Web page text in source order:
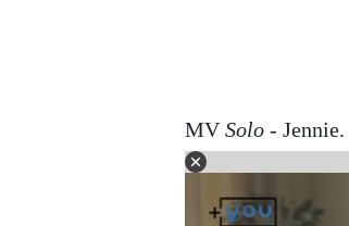
MVSolo- Jennie.